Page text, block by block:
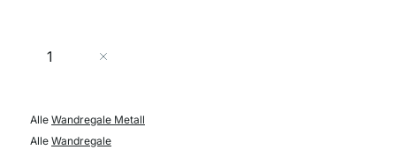
Menge
Alle Wandregale Metall
Alle Wandregale